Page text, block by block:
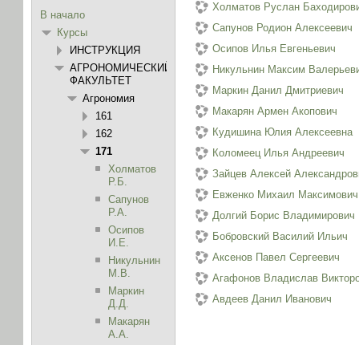
Холматов Руслан
Сапунов Родион Алексеевич
Осипов Илья Евгеньевич
Никульнин Максим
Маркин Данил Дмитриевич
Макарян Армен Акопович
Кудишина Юлия Алексеевна
Коломеец Илья Андреевич
Зайцев Алексей
Евженко Михаил Максимович
Долгий Борис Владимирович
Бобровский Василий Ильич
Аксенов Павел Сергеевич
Агафонов Владислав
Авдеев Данил Иванович
В начало
Курсы
ИНСТРУКЦИЯ
АГРОНОМИЧЕСКИЙ
ФАКУЛЬТЕТ
Агрономия
161
162
171
Холматов
Р.Б.
Сапунов
Р.А.
Осипов
И.Е.
Никульнин
М.В.
Маркин
Д.Д.
Макарян
А.А.